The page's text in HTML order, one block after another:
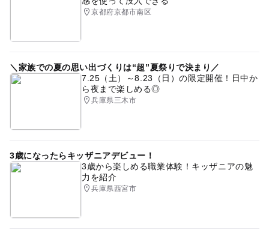
京都府京都市南区
＼家族での夏の思い出づくりは“超”夏祭りで決まり／
7.25（土）～8.23（日）の限定開催！日中か
ら夜まで楽しめる◎
兵庫県三木市
3歳になったらキッザニアデビュー！
3歳から楽しめる職業体験！キッザニアの魅
力を紹介
兵庫県西宮市